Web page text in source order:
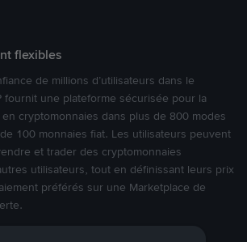
flexibles
de millions d’utilisateurs dans le
fournit une plateforme sécurisée pour la
cryptomonnaies dans plus de 800 modes
100 monnaies fiat. Les utilisateurs peuvent
et trader des cryptomonnaies
utilisateurs, tout en définissant leurs prix
préférés sur une Marketplace de